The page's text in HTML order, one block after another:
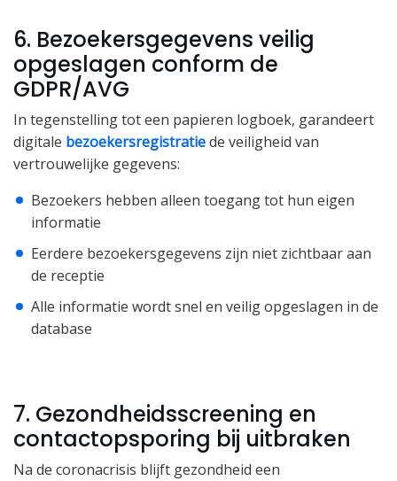
6. Bezoekersgegevens veilig
opgeslagen conform de
GDPR/AVG
In tegenstelling tot een papieren logboek, garandeert
digitale bezoekersregistratiede veiligheid van
vertrouwelijke gegevens:
Bezoekers hebben alleen toegang tot hun eigen
informatie
Eerdere bezoekersgegevens zijn niet zichtbaar aan
de receptie
Alle informatie wordt snel en veilig opgeslagen in de
database
7. Gezondheidsscreening en
contactopsporing bij uitbraken
Na de coronacrisis blijft gezondheid een